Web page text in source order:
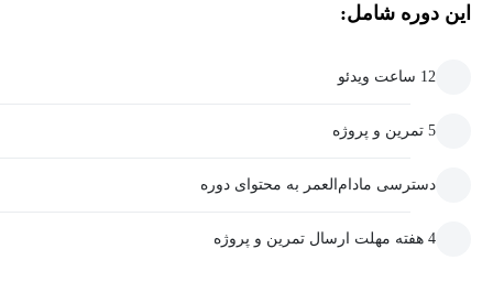
این دوره شامل:
12 ساعت ویدئو
5 تمرین و پروژه
دسترسی مادام‌العمر به محتوای دوره
4 هفته مهلت ارسال تمرین و پروژه